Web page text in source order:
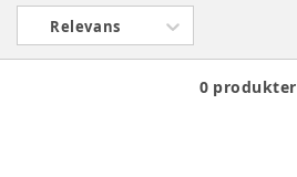
Relevans
0 produkter